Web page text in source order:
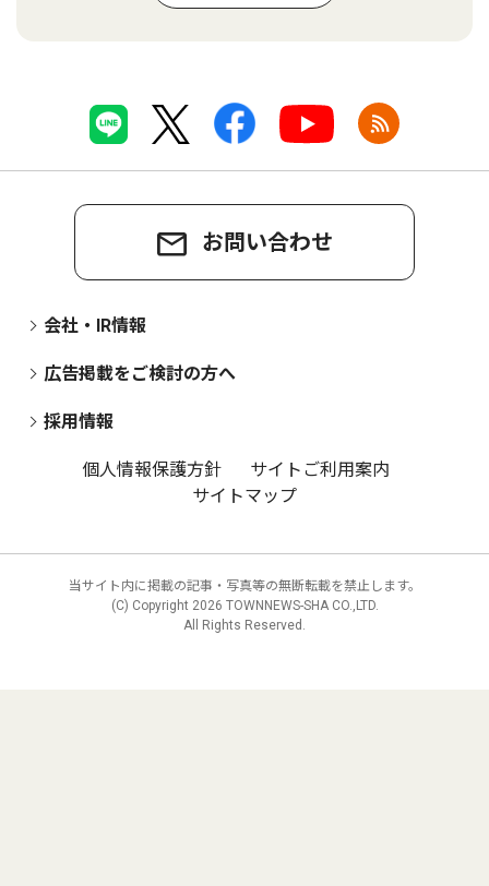
お問い合わせ
会社・IR情報
広告掲載をご検討の方へ
採用情報
個人情報保護方針
サイトご利用案内
サイトマップ
当サイト内に掲載の記事・写真等の無断転載を禁止します。
(C) Copyright 2026 TOWNNEWS-SHA CO.,LTD.
All Rights Reserved.